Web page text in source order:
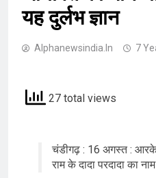
यह दुर्लभ ज्ञान
Alphanewsindia.in 7
27 total views
चंडीगढ़ : 16 अगस्त : आरके
राम के दादा परदादा का